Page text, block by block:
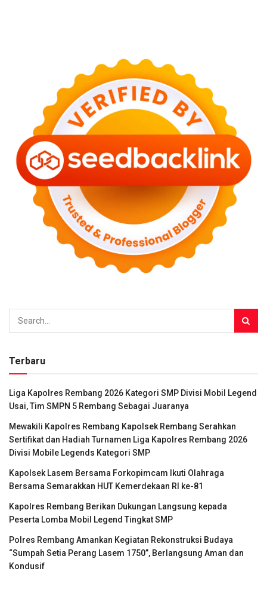
Terbaru
Liga Kapolres Rembang 2026 Kategori SMP Divisi Mobil Legend
Usai, Tim SMPN 5 Rembang Sebagai Juaranya
Mewakili Kapolres Rembang Kapolsek Rembang Serahkan
Sertifikat dan Hadiah Turnamen Liga Kapolres Rembang 2026
Divisi Mobile Legends Kategori SMP
Kapolsek Lasem Bersama Forkopimcam Ikuti Olahraga
Bersama Semarakkan HUT Kemerdekaan RI ke-81
Kapolres Rembang Berikan Dukungan Langsung kepada
Peserta Lomba Mobil Legend Tingkat SMP
Polres Rembang Amankan Kegiatan Rekonstruksi Budaya
“Sumpah Setia Perang Lasem 1750”, Berlangsung Aman dan
Kondusif